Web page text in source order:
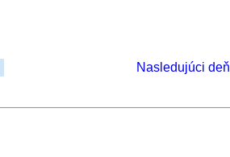
Nasledujúci deň